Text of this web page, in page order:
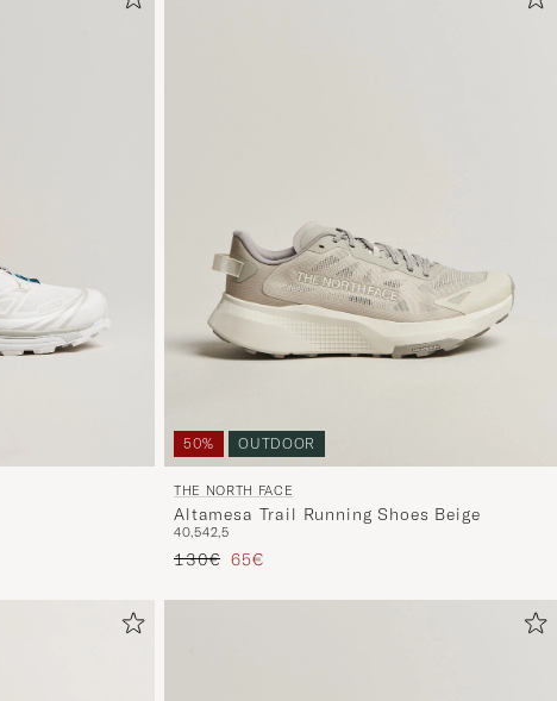
50% OUTDOOR
THE NORTH FACE
Altamesa Trail Running Shoes Beige
40,542,5
Precio ordinario
130€ Precio reducido
65€